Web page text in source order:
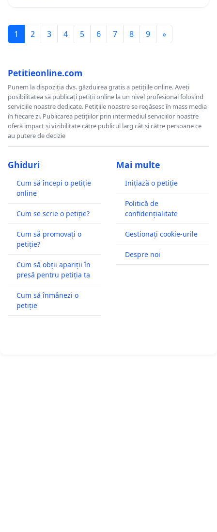
1 2 3 4 5 6 7 8 9 »
Petitieonline.com
Punem la dispoziția dvs. găzduirea gratis a petițiile online. Aveți
posibilitatea să publicați petiții online la un nivel profesional folosind
serviciile noastre dedicate. Petițiile noastre se regăsesc în mass media
în fiecare zi. Publicarea petițiilor prin intermediul serviciilor noastre
oferă impact și vizibilitate către publicul larg cât și către persoane ce
au putere de decizie
Ghiduri
Cum să începi o petiție
online
Cum se scrie o petiție?
Cum să promovați o
petiție?
Cum să obții apariții în
presă pentru petiția ta
Cum să înmânezi o
petiție
Mai multe
Inițiază o petiție
Politică de
confidențialitate
Gestionați cookie-urile
Despre noi